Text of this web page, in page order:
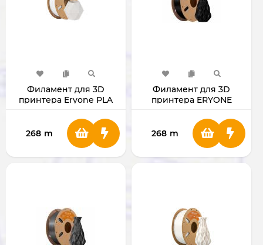
Филамент для 3D
принтера Eryone PLA
268 m
Филамент для 3D
принтера ERYONE
268 m